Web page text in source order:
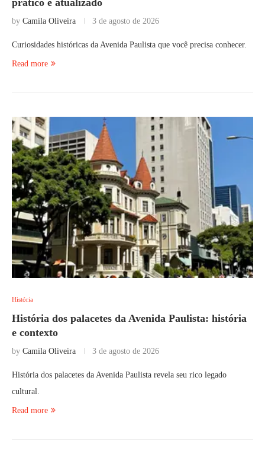
prático e atualizado
by Camila Oliveira 3 de agosto de 2026
Curiosidades históricas da Avenida Paulista que você precisa conhecer.
Read more
História
História dos palacetes da Avenida Paulista: história
e contexto
by Camila Oliveira 3 de agosto de 2026
História dos palacetes da Avenida Paulista revela seu rico legado
cultural.
Read more